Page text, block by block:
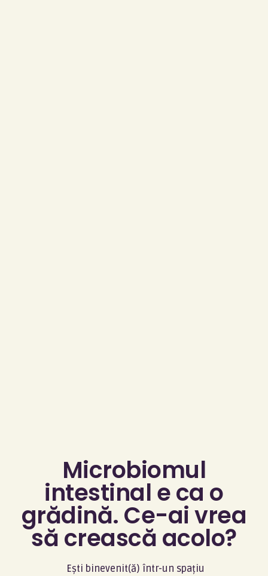
Microbiomul
intestinal e ca o
grădină. Ce-ai vrea
să crească acolo?
Ești binevenit(ă) într-un spațiu